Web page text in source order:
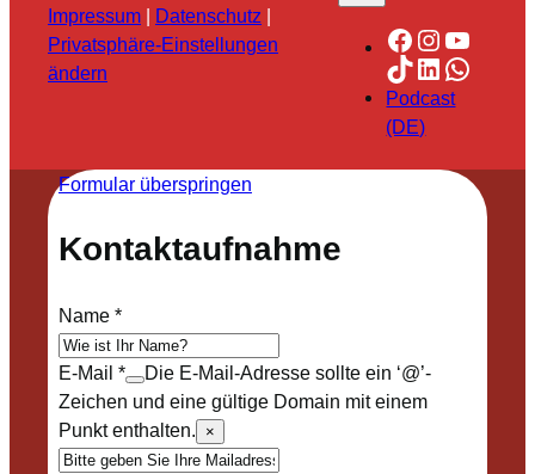
Impressum | Datenschutz |
Privatsphäre-Einstellungen
ändern
Facebook
TikTok
LinkedIn
Podcast
(DE)
Formular überspringen
Kontaktaufnahme
Name*
E-Mail *
Die E-Mail-Adresse sollte ein ‘@’-
Zeichen und eine gültige Domain mit einem
Punkt enthalten.
×